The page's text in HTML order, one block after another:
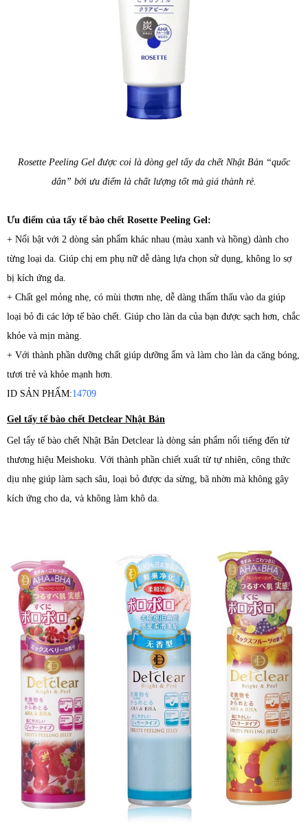
Rosette Peeling Gel được coi là dòng gel tẩy da chết Nhật Bản “quốc
dân” bởi ưu điểm là chất lượng tốt mà giá thành rẻ.
Ưu điểm của tẩy tế bào chết Rosette Peeling Gel:
+ Nổi bật với 2 dòng sản phẩm khác nhau (màu xanh và hồng) dành cho
từng loại da. Giúp chị em phụ nữ dễ dàng lựa chọn sử dụng, không lo sợ
bị kích ứng da.
+ Chất gel mỏng nhẹ, có mùi thơm nhẹ, dễ dàng thẩm thấu vào da giúp
loại bỏ đi các lớp tế bào chết. Giúp cho làn da của bạn được sạch hơn, chắc
khỏe và mịn màng.
+ Với thành phần dưỡng chất giúp dưỡng ẩm và làm cho làn da căng bóng,
tươi trẻ và khỏe mạnh hơn.
ID SẢN PHẨM:14709
Gel tẩy tế bào chết Detclear Nhật Bản
Gel tẩy tế bào chết Nhật Bản Detclear là dòng sản phẩm nổi tiếng đến từ
thương hiệu Meishoku. Với thành phần chiết xuất từ tự nhiên, công thức
dịu nhẹ giúp làm sạch sâu, loại bỏ được da sừng, bã nhờn mà không gây
kích ứng cho da, và không làm khô da.